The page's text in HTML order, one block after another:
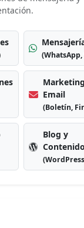
(WhatsApp,
Email
(Boletín,
Blog y
Contenido